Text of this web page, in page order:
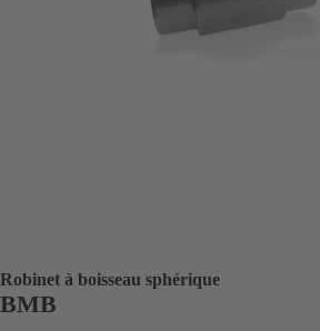
Robinet à boisseau sphérique
BMB